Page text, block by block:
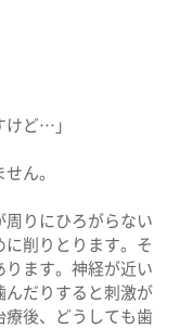
けど…」
ん。
りにひろがらない
削りとります。そ
ます。神経が近い
だりすると刺激が
後、どうしても歯